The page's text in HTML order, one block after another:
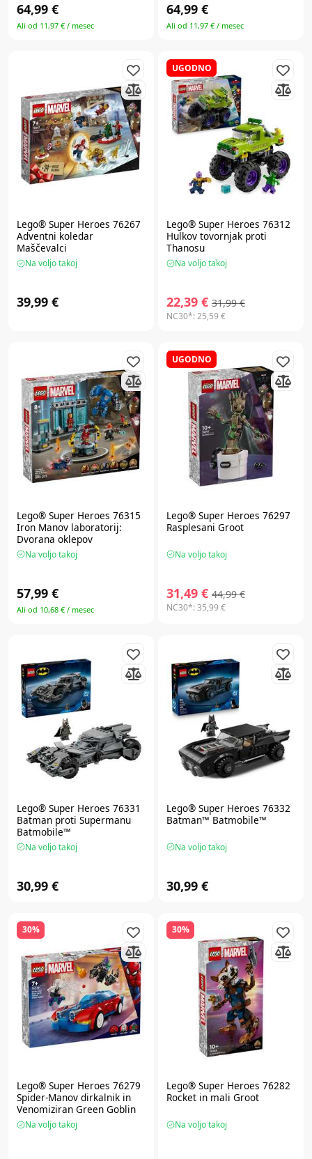
64,99 €
Ali od 11,97 € / mesec
64,99 €
Ali od 11,97 € / mesec
Lego® Super Heroes 76267
Adventni koledar
Maščevalci
Na voljo takoj
39,99 €
UGODNO
Lego® Super Heroes 76312
Hulkov tovornjak proti
Thanosu
Na voljo takoj
22,39 € 31,99 €
NC30*:25,59 €
Lego® Super Heroes 76315
Iron Manov laboratorij:
Dvorana oklepov
Na voljo takoj
57,99 €
Ali od 10,68 € / mesec
UGODNO
Lego® Super Heroes 76297
Rasplesani Groot
Na voljo takoj
31,49 € 44,99 €
NC30*:35,99 €
Lego® Super Heroes 76331
Batman proti Supermanu
Batmobile™
Na voljo takoj
30,99 €
Lego® Super Heroes 76332
Batman™ Batmobile™
Na voljo takoj
30,99 €
30%
Lego® Super Heroes 76279
Spider-Manov dirkalnik in
Venomiziran Green Goblin
Na voljo takoj
30%
Lego® Super Heroes 76282
Rocket in mali Groot
Na voljo takoj